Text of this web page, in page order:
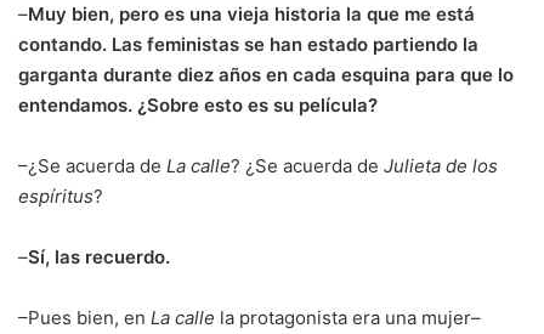
–Muy bien, pero es una vieja historia la que me está
contando. Las feministas se han estado partiendo la
garganta durante diez años en cada esquina para que lo
entendamos. ¿Sobre esto es su película?
–¿Se acuerda de La calle? ¿Se acuerda de Julieta de los
espíritus?
–Sí, las recuerdo.
–Pues bien, en La calle la protagonista era una mujer–